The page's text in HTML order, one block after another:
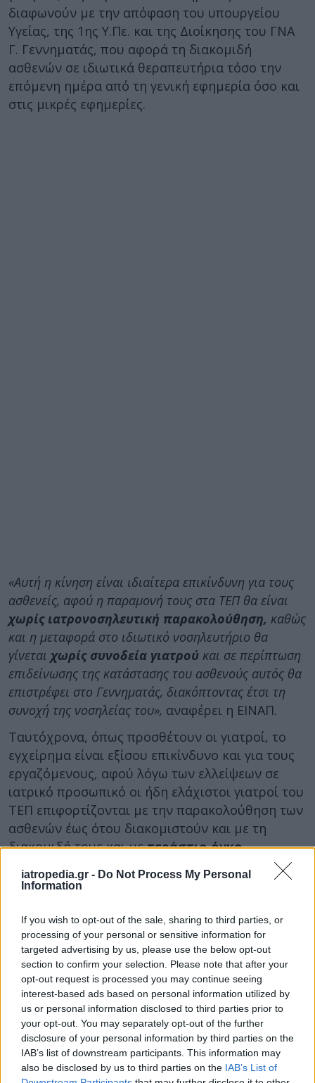
iatropedia.gr - Do Not Process My Personal
Information
If you wish to opt-out of the sale, sharing to third parties, or
processing of your personal or sensitive information for
targeted advertising by us, please use the below opt-out
section to confirm your selection. Please note that after your
opt-out request is processed you may continue seeing
interest-based ads based on personal information utilized by
us or personal information disclosed to third parties prior to
your opt-out. You may separately opt-out of the further
disclosure of your personal information by third parties on the
IAB’s list of downstream participants. This information may
also be disclosed by us to third parties on the IAB’s List of
διαφωνούν με την απόφαση του υπουργείου
Υγείας, της 1ης Υ.Πε. και της Διοίκησης του ΓΝΑ
Γ. Γεννηματάς, που αφορά τη διακομιδή
ασθενών σε ιδιωτικά θεραπευτήρια τόσο την
επόμενη ημέρα από τη γενική εφημερία όσο και
στις μικρές εφημερίες.
«Αυτή η κίνηση είναι ιδιαίτερα επικίνδυνη για τους
ασθενείς, αφού η παραμονή τους στα ΤΕΠ θα είναι
χωρίς ιατρονοσηλευτική παρακολούθηση, καθώς
και η μεταφορά στο ιδιωτικό νοσηλευτήριο θα
γίνεται χωρίς συνοδεία γιατρού και σε περίπτωση
επιδείνωσης της κατάστασης του ασθενούς αυτός θα
επιστρέφει στο Γεννηματάς, διακόπτοντας έτσι τη
συνοχή της νοσηλείας του», αναφέρει η ΕΙΝΑΠ.
Ταυτόχρονα, όπως προσθέτουν οι γιατροί, το
εγχείρημα είναι εξίσου επικίνδυνο και για τους
εργαζόμενους, αφού λόγω των ελλείψεων σε
ιατρικό προσωπικό οι ήδη ελάχιστοι γιατροί του
ΤΕΠ επιφορτίζονται με την παρακολούθηση των
ασθενών έως ότου διακομιστούν και με τη
διακομιδή τους και μετεράστιο όγκο
Τέλος, όπως λένε,
της πλήρωσης των κενών θέσεων γιατρών και
νοσηλευτών του νοσοκομείου και του ανοίγματος
των κλειστών νοσοκομείων. Πρόκειται για ξεκάθαρη
επιλογή πριμοδότησης του ιδιωτικού τομέα που
εντάσσεται στο σχέδιο ιδιωτικοποίησης του ΕΣΥ»,
αναφέρουν οι γιατροί της ΕΙΝΑΠ και δηλώνουν
πωςστηρίζουν την απόφαση των
συναδέλφων τους να μην συμμετέχουν στη
διαδικασία αυτή.